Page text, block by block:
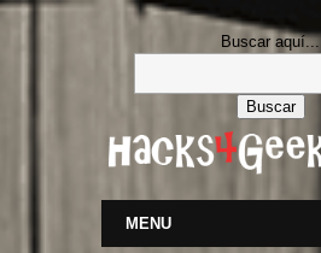
Buscar aquí...
MENU